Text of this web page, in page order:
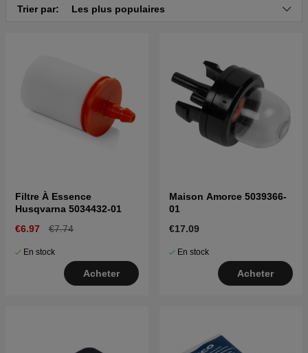
Trier par: Les plus populaires
Filtre À Essence
Husqvarna 5034432-01
€6.97
€7.74
En stock
Acheter
Maison Amorce 5039366-
01
€17.09
En stock
Acheter